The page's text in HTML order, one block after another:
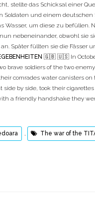
stellte das Schicksal einer
und einem deutschen
Wasser, um diese zu befüllen.
nebeneinander, obwohl sie
Später füllten sie die Fässer
🇬🇧 🇺🇸 In
brave soldiers of the two
comrades water canisters
by side, took their
a friendly handshake they
The war of the